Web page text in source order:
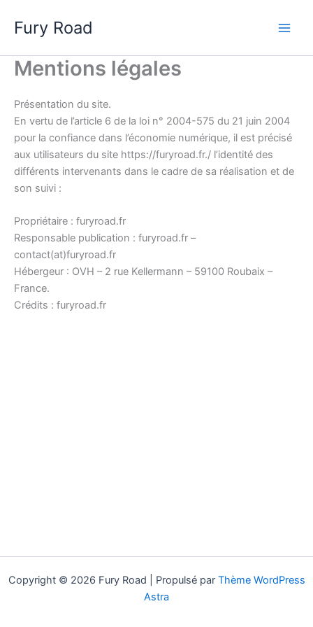
Fury Road
Mentions légales
Présentation du site.
En vertu de l’article 6 de la loi n° 2004-575 du 21 juin 2004
pour la confiance dans l’économie numérique, il est précisé
aux utilisateurs du site https://furyroad.fr./ l’identité des
différents intervenants dans le cadre de sa réalisation et de
son suivi :
Propriétaire : furyroad.fr
Responsable publication : furyroad.fr –
contact(at)furyroad.fr
Hébergeur : OVH – 2 rue Kellermann – 59100 Roubaix –
France.
Crédits : furyroad.fr
Copyright © 2026 Fury Road | Propulsé par Thème WordPress
Astra